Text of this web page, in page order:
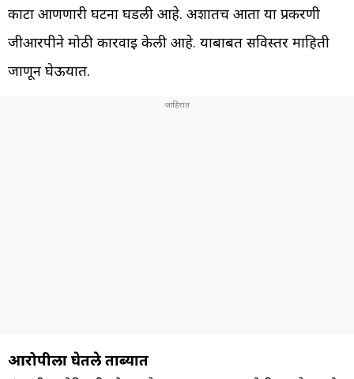
काटा आणणारी घटना घडली आहे. अशातच आता या प्रकरणी
जीआरपीने मोठी कारवाई केली आहे. याबाबत सविस्तर माहिती
जाणून घेऊयात.
आरोपीला घेतले ताब्यात